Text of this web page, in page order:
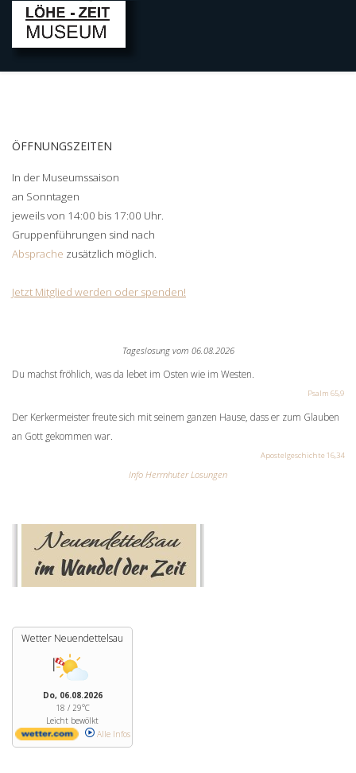
ÖFFNUNGSZEITEN
In der Museumssaison
an Sonntagen
jeweils von 14:00 bis 17:00 Uhr.
Gruppenführungen sind nach
Absprache zusätzlich möglich.
Jetzt Mitglied werden oder spenden!
Tageslosung vom 06.08.2026
Du machst fröhlich, was da lebet im Osten wie im Westen.
Psalm 65,9
Der Kerkermeister freute sich mit seinem ganzen Hause, dass er zum Glauben
an Gott gekommen war.
Apostelgeschichte 16,34
Info Herrnhuter Losungen
Wetter Neuendettelsau
Do, 06.08.2026
18 / 29°C
Leicht bewölkt
Alle Infos